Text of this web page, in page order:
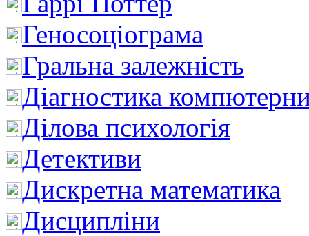
Геносоціограма
Гральна залежність
Діагностика
Ділова психологія
Детективи
Дискретна математика
Дисципліни